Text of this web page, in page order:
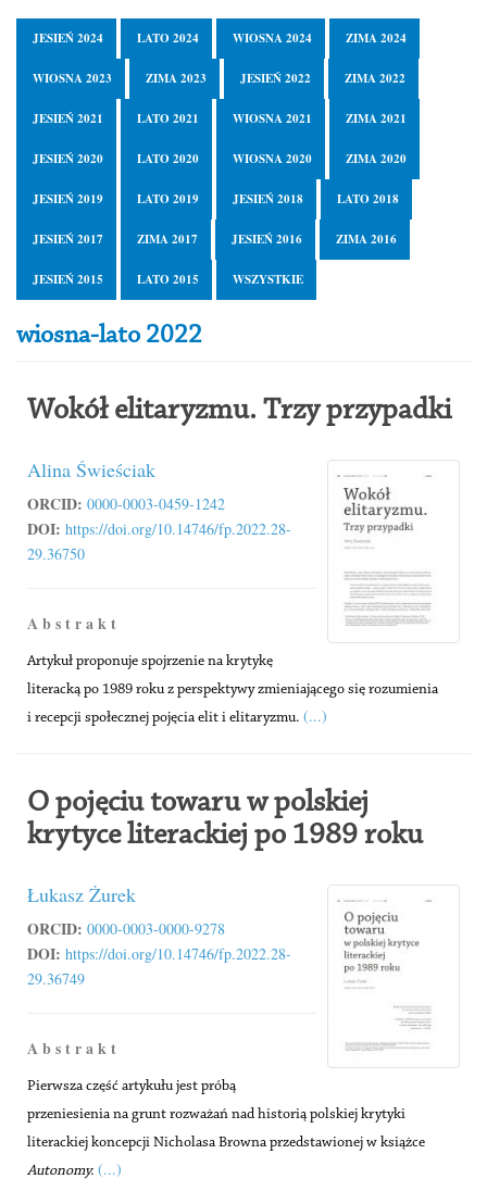
JESIEŃ 2024 LATO 2024 WIOSNA 2024 ZIMA 2024
WIOSNA 2023 ZIMA 2023 JESIEŃ 2022 ZIMA 2022
JESIEŃ 2021 LATO 2021 WIOSNA 2021 ZIMA 2021
JESIEŃ 2020 LATO 2020 WIOSNA 2020 ZIMA 2020
JESIEŃ 2019 LATO 2019 JESIEŃ 2018 LATO 2018
JESIEŃ 2017 ZIMA 2017 JESIEŃ 2016 ZIMA 2016
JESIEŃ 2015 LATO 2015 WSZYSTKIE
wiosna-lato 2022
Wokół elitaryzmu. Trzy przypadki
Alina Świeściak
ORCID: 0000-0003-0459-1242
DOI: https://doi.org/10.14746/fp.2022.28-
29.36750
A b s t r a k t
Artykuł proponuje spojrzenie na krytykę
literacką po 1989 roku z perspektywy zmieniającego się rozumienia
i recepcji społecznej pojęcia elit i elitaryzmu. (...)
O pojęciu towaru w polskiej
krytyce literackiej po 1989 roku
Łukasz Żurek
ORCID: 0000-0003-0000-9278
DOI: https://doi.org/10.14746/fp.2022.28-
29.36749
A b s t r a k t
Pierwsza część artykułu jest próbą
przeniesienia na grunt rozważań nad historią polskiej krytyki
literackiej koncepcji Nicholasa Browna przedstawionej w książce
Autonomy. (...)